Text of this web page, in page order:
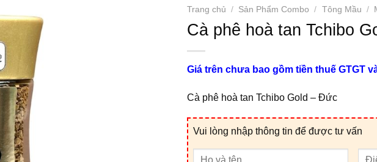
Trang chủ / Sản Phẩm Combo / Tông Mầu /
Cà phê hoà tan Tchibo
Giá trên chưa bao gồm tiền thuế GTGT
Cà phê hoà tan Tchibo Gold – Đức
Vui lòng nhập thông tin để được tư vấn